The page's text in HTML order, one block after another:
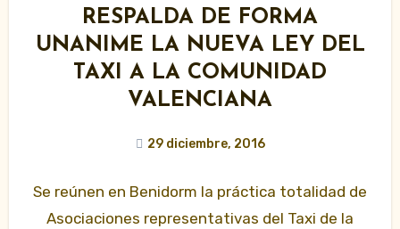
RESPALDA DE FORMA
UNANIME LA NUEVA LEY DEL
TAXI A LA COMUNIDAD
VALENCIANA
29 diciembre, 2016
Se reúnen en Benidorm la práctica totalidad de
Asociaciones representativas del Taxi de la